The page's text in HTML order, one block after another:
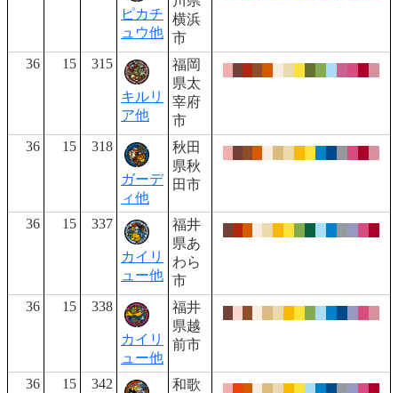
ピカチ
ュウ他
横浜
市
36
15 315
キルリ
ア他
福岡
県太
宰府
市
36
15 318
ガーデ
ィ他
秋田
県秋
田市
36 15 337
カイリ
ュー他
福井
県あ
わら
市
36
15 338
カイリ
ュー他
福井
県越
前市
36 15 342
和歌